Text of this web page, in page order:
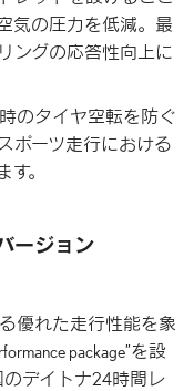
気の圧力を低減。最
ングの応答性向上に
のタイヤ空転を防ぐ
ポーツ走行における
。
ージョン
優れた走行性能を象
package”を設
のデイトナ24時間レ